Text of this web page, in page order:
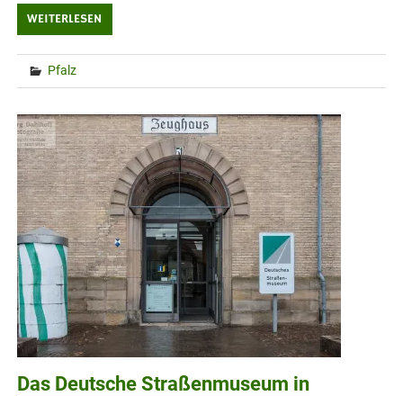
WEITERLESEN
Pfalz
Das Deutsche Straßenmuseum in